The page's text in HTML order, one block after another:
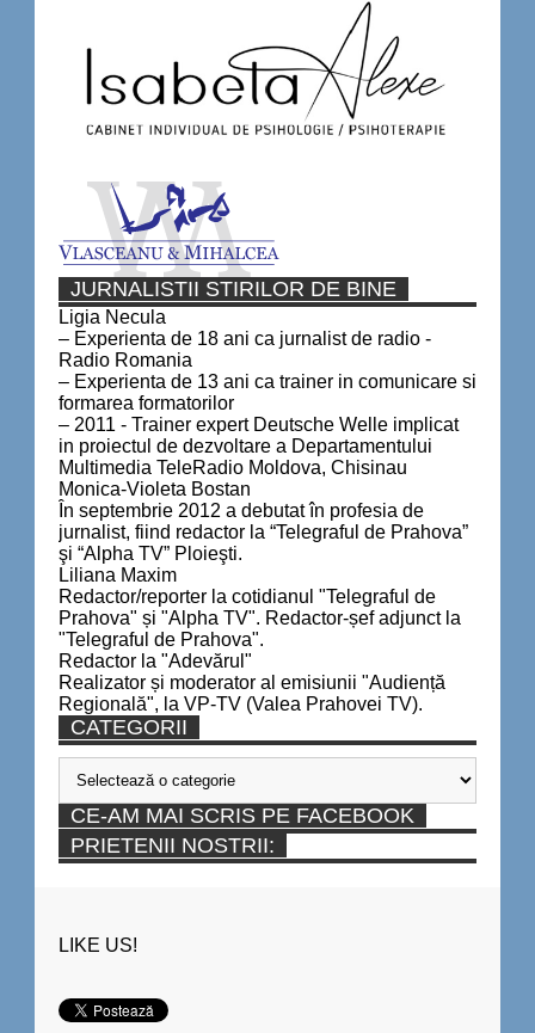
JURNALISTII STIRILOR DE BINE
Ligia Necula
– Experienta de 18 ani ca jurnalist de radio -
Radio Romania
– Experienta de 13 ani ca trainer in comunicare si
formarea formatorilor
– 2011 - Trainer expert Deutsche Welle implicat
in proiectul de dezvoltare a Departamentului
Multimedia TeleRadio Moldova, Chisinau
Monica-Violeta Bostan
În septembrie 2012 a debutat în profesia de
jurnalist, fiind redactor la “Telegraful de Prahova”
şi “Alpha TV” Ploieşti.
Liliana Maxim
Redactor/reporter la cotidianul "Telegraful de
Prahova" și "Alpha TV". Redactor-șef adjunct la
"Telegraful de Prahova".
Redactor la "Adevărul"
Realizator și moderator al emisiunii "Audiență
Regională", la VP-TV (Valea Prahovei TV).
CATEGORII
Categorii
CE-AM MAI SCRIS PE FACEBOOK
PRIETENII NOSTRII:
LIKE US!